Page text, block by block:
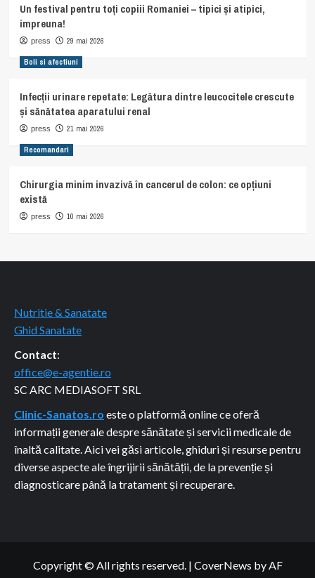
Un festival pentru toți copiii Romaniei – tipici și atipici,
impreuna!
press 29 mai 2026
Boli si afectiuni
Infecții urinare repetate: Legătura dintre leucocitele crescute
și sănătatea aparatului renal
press 21 mai 2026
Recomandari
Chirurgia minim invazivă în cancerul de colon: ce opțiuni
există
press 10 mai 2026
Nutritie & Sanatate
Ghid Sanatate
Contact:
office@e-agentie.ro
SC ARC MEDIASOFT SRL
Clinic-Sanatos.ro este o platformă online ce oferă
informații generale despre sănătate și servicii medicale de
înaltă calitate. Aici vei găsi articole, ghiduri și resurse pentru
diverse aspecte ale îngrijirii sănătății, de la prevenție și
diagnosticare până la tratament și recuperare.
Copyright © All rights reserved. | CoverNews by AF